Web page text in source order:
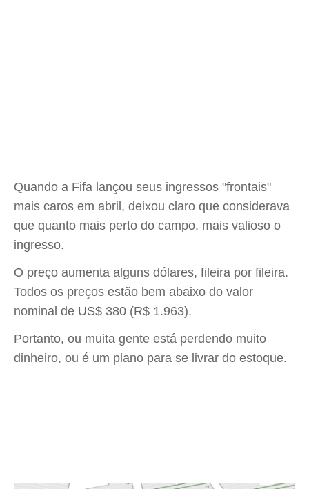
Quando a Fifa lançou seus ingressos "frontais"
mais caros em abril, deixou claro que considerava
que quanto mais perto do campo, mais valioso o
ingresso.
O preço aumenta alguns dólares, fileira por fileira.
Todos os preços estão bem abaixo do valor
nominal de US$ 380 (R$ 1.963).
Portanto, ou muita gente está perdendo muito
dinheiro, ou é um plano para se livrar do estoque.